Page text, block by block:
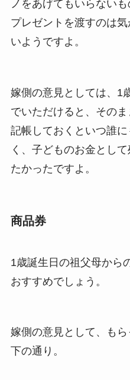
ノをあげてもいらない
プレゼントを渡すのは
いようですよ。
嫁側の意見としては、1
でいただけると、その
記帳しておくといつ誰
く、子どものお金とし
たかったですよ。
商品券
1歳誕生日の祖父母から
おすすめでしょう。
嫁側の意見として、も
下の通り。